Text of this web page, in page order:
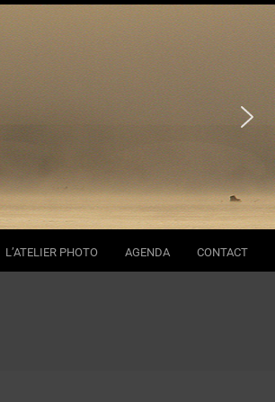
L’ATELIER PHOTO AGENDA CONTACT